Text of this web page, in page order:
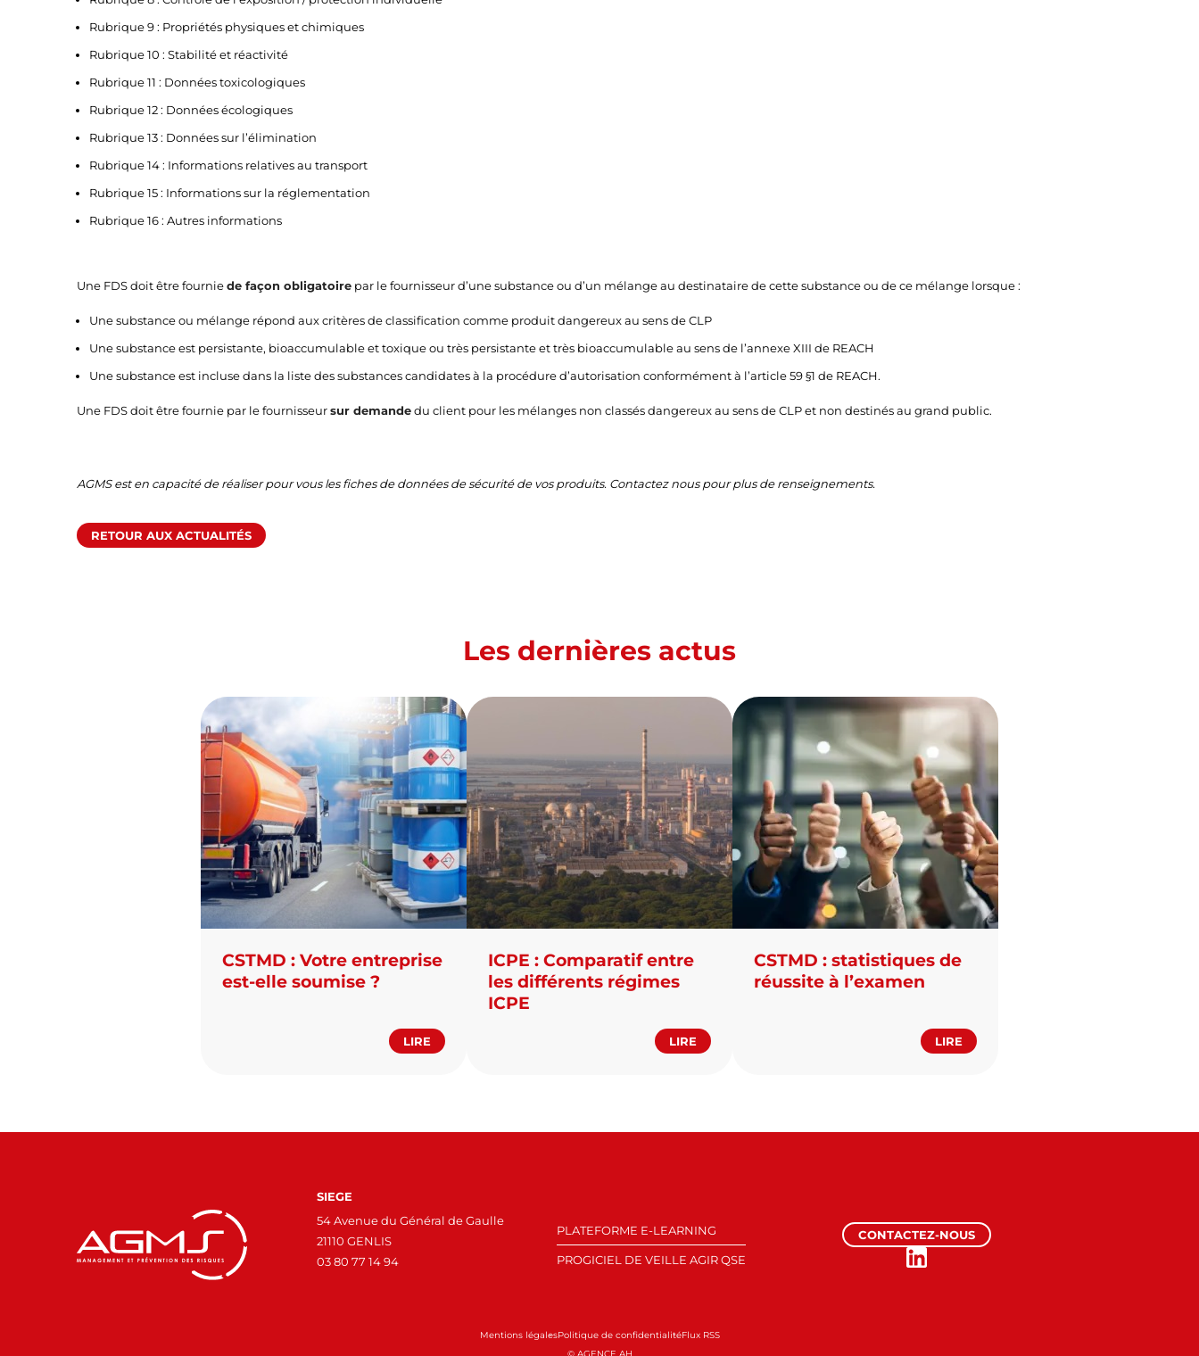
Rubrique 9 : Propriétés physiques et chimiques
Rubrique 10 : Stabilité et réactivité
Rubrique 11 : Données toxicologiques
Rubrique 12 : Données écologiques
Rubrique 13 : Données sur l’élimination
Rubrique 14 : Informations relatives au transport
Rubrique 15 : Informations sur la réglementation
Rubrique 16 : Autres informations
Une FDS doit être fourniede façon obligatoire par le fournisseur d’une substance ou d’un mélange au destinataire de cette substance ou de ce mélange lorsque :
Une substance ou mélange répond aux critères de classification comme produit dangereux au sens de CLP
Une substance est persistante, bioaccumulable et toxique ou très persistante et très bioaccumulable au sens de l’annexe XIII de REACH
Une substance est incluse dans la liste des substances candidates à la procédure d’autorisation conformément à l’article 59 §1 de REACH.
Une FDS doit être fournie par le fournisseursur demandedu client pour les mélanges non classés dangereux au sens de CLP et non destinés au grand public.
AGMS est en capacité de réaliser pour vous les fiches de données de sécurité de vos produits. Contactez nous pour plus de renseignements.
RETOUR AUX ACTUALITÉS
Les dernières actus
CSTMD : Votre entreprise
est-elle soumise ?
LIRE
ICPE : Comparatif entre
les différents régimes
ICPE
LIRE
CSTMD : statistiques de
réussite à l’examen
LIRE
SIEGE
54 Avenue du Général de Gaulle
21110 GENLIS
03 80 77 14 94
PLATEFORME E-LEARNING
PROGICIEL DE VEILLE AGIR QSE
CONTACTEZ-NOUS
Mentions légalesPolitique de confidentialitéFlux RSS